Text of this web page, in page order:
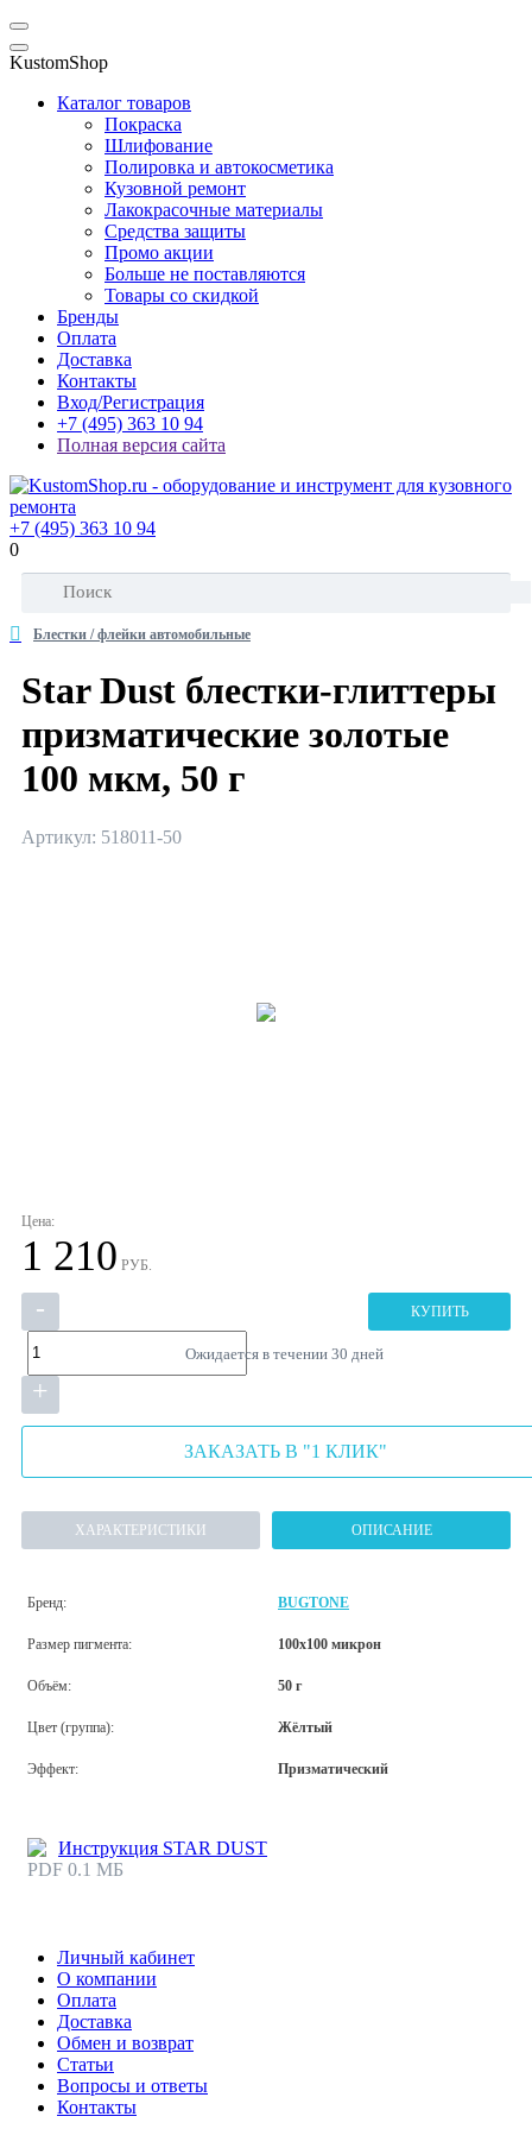
KustomShop
Каталог товаров
Покраска
Шлифование
Полировка и автокосметика
Кузовной ремонт
Лакокрасочные материалы
Средства защиты
Промо акции
Больше не поставляются
Товары со скидкой
Бренды
Оплата
Доставка
Контакты
Вход/Регистрация
+7 (495) 363 10 94
Полная версия сайта
+7 (495) 363 10 94
0
Блестки / флейки автомобильные
Star Dust блестки-глиттеры
призматические золотые
100 мкм, 50 г
Артикул: 518011-50
Цена:
1 210 РУБ.
-
+
КУПИТЬ
Ожидается в течении 30 дней
ЗАКАЗАТЬ В "1 КЛИК"
ХАРАКТЕРИСТИКИ ОПИСАНИЕ
Бренд: BUGTONE
Размер пигмента: 100х100 микрон
Объём: 50 г
Цвет (группа): Жёлтый
Эффект: Призматический
Инструкция STAR DUST
PDF 0.1 МБ
Личный кабинет
О компании
Оплата
Доставка
Обмен и возврат
Статьи
Вопросы и ответы
Контакты